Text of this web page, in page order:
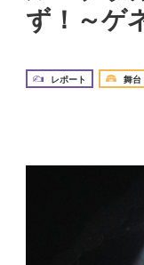
ず！～ゲ
レポート 舞台